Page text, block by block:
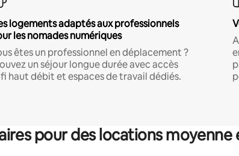
logements adaptés aux professionnels
les nomades numériques
êtes un professionnel en déplacement ?
un séjour longue durée avec accès
haut débit et espaces de travail dédiés.
pour des locations